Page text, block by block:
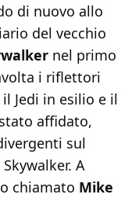
di nuovo allo
del vecchio
nel primo
i riflettori
Jedi in esilio e il
affidato,
sul
A
chiamato Mike